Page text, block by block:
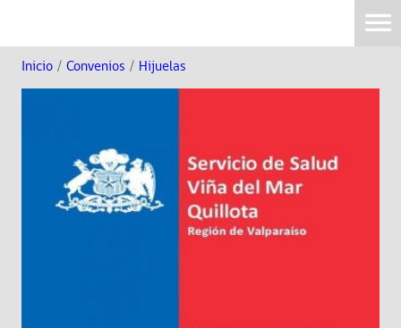
Inicio / Convenios / Hijuelas